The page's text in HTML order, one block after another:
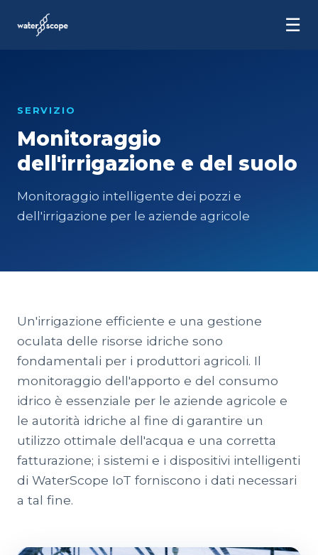
☰
SERVIZIO
Monitoraggio
dell'irrigazione e del suolo
Monitoraggio intelligente dei pozzi e
dell'irrigazione per le aziende agricole
Un'irrigazione efficiente e una gestione
oculata delle risorse idriche sono
fondamentali per i produttori agricoli. Il
monitoraggio dell'apporto e del consumo
idrico è essenziale per le aziende agricole e
le autorità idriche al fine di garantire un
utilizzo ottimale dell'acqua e una corretta
fatturazione; i sistemi e i dispositivi intelligenti
di WaterScope IoT forniscono i dati necessari
a tal fine.